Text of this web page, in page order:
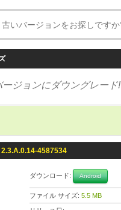
ジョンにダウングレード!
4587534
ダウンロード: Android
ファイル サイズ: 5.5 MB